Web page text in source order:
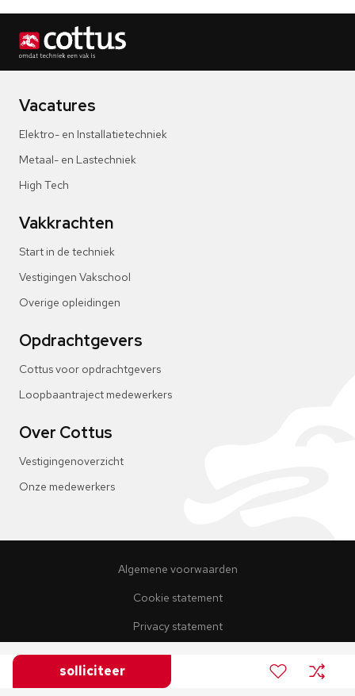
Wat wij bieden
solliciteer
Vacatures
Elektro- en Installatietechniek
Metaal- en Lastechniek
High Tech
Vakkrachten
Start in de techniek
Vestigingen Vakschool
Overige opleidingen
Opdrachtgevers
Cottus voor opdrachtgevers
Loopbaantraject medewerkers
Over Cottus
Vestigingenoverzicht
Onze medewerkers
Algemene voorwaarden
Cookie statement
Privacy statement